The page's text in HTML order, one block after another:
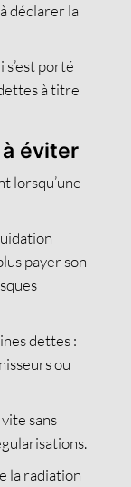
déclarer la
porté
à titre
éviter
lorsqu’une
payer son
dettes :
ou
sans
la radiation